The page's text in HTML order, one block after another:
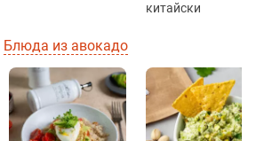
китайски
Блюда из авокадо